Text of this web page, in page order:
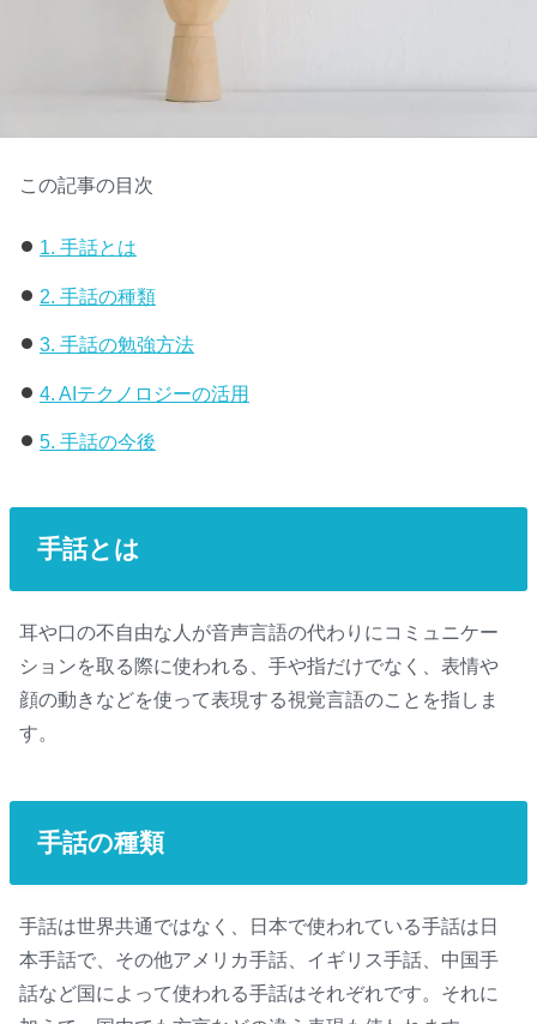
この記事の目次
1. 手話とは
2. 手話の種類
3. 手話の勉強方法
4. AIテクノロジーの活用
5. 手話の今後
手話とは
耳や口の不自由な人が音声言語の代わりにコミュニケー
ションを取る際に使われる、手や指だけでなく、表情や
顔の動きなどを使って表現する視覚言語のことを指しま
す。
手話の種類
手話は世界共通ではなく、日本で使われている手話は日
本手話で、その他アメリカ手話、イギリス手話、中国手
話など国によって使われる手話はそれぞれです。それに